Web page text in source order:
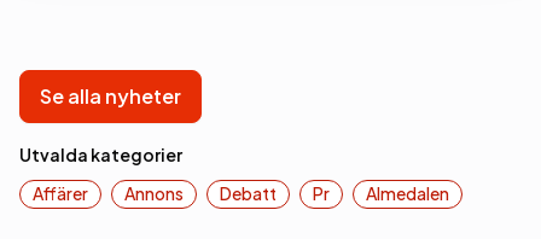
Se alla nyheter
Utvalda kategorier
Affärer
Annons Debatt Pr Almedalen